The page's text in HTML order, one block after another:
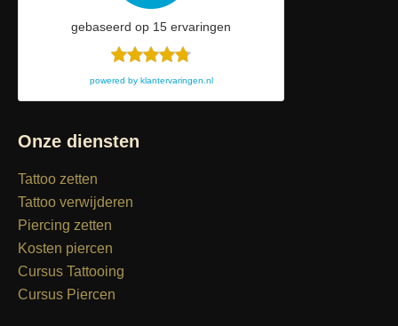
gebaseerd op 15 ervaringen
powered by klantervaringen.nl
Onze diensten
Tattoo zetten
Tattoo verwijderen
Piercing zetten
Kosten piercen
Cursus Tattooing
Cursus Piercen